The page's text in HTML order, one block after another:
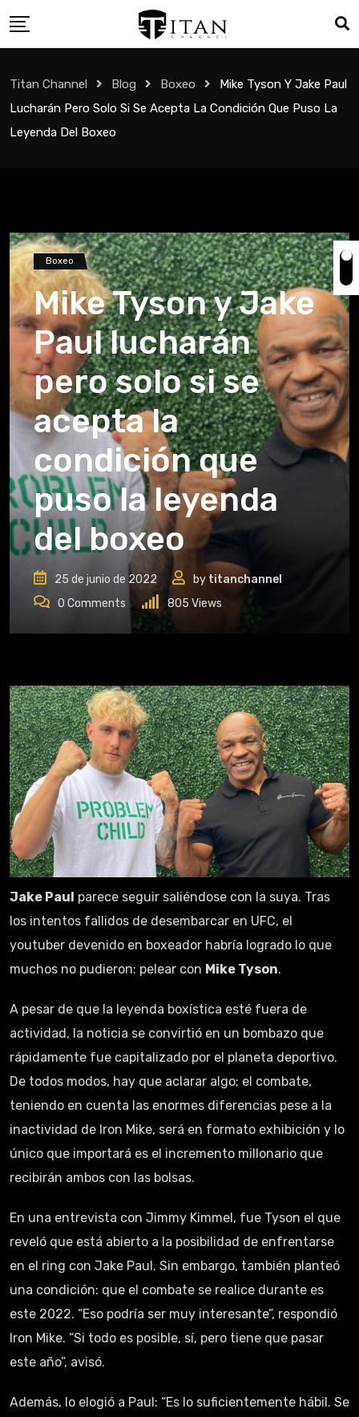
Titan Channel Blog Boxeo
Mike Tyson Y Jake Paul
Lucharán Pero Solo Si Se Acepta La Condición Que Puso La
Leyenda Del Boxeo
Boxeo
Mike Tyson y Jake
Paul lucharán
pero solo si se
acepta la
condición que
puso la leyenda
del boxeo
25 de junio de 2022 by titanchannel
0 Comments 805 Views
Jake Paul parece seguir saliéndose con la suya. Tras
los intentos fallidos de desembarcar en UFC, el
youtuber devenido en boxeador habría logrado lo que
muchos no pudieron: pelear con Mike Tyson.
A pesar de que la leyenda boxística esté fuera de
actividad, la noticia se convirtió en un bombazo que
rápidamente fue capitalizado por el planeta deportivo.
De todos modos, hay que aclarar algo; el combate,
teniendo en cuenta las enormes diferencias pese a la
inactividad de Iron Mike, será en formato exhibición y lo
único que importará es el incremento millonario que
recibirán ambos con las bolsas.
En una entrevista con Jimmy Kimmel, fue Tyson el que
reveló que está abierto a la posibilidad de enfrentarse
en el ring con Jake Paul. Sin embargo, también planteó
una condición: que el combate se realice durante es
este 2022. “Eso podría ser muy interesante”, respondió
Iron Mike. “Si todo es posible, sí, pero tiene que pasar
este año”, avisó.
Además, lo elogió a Paul: “Es lo suficientemente hábil. Se